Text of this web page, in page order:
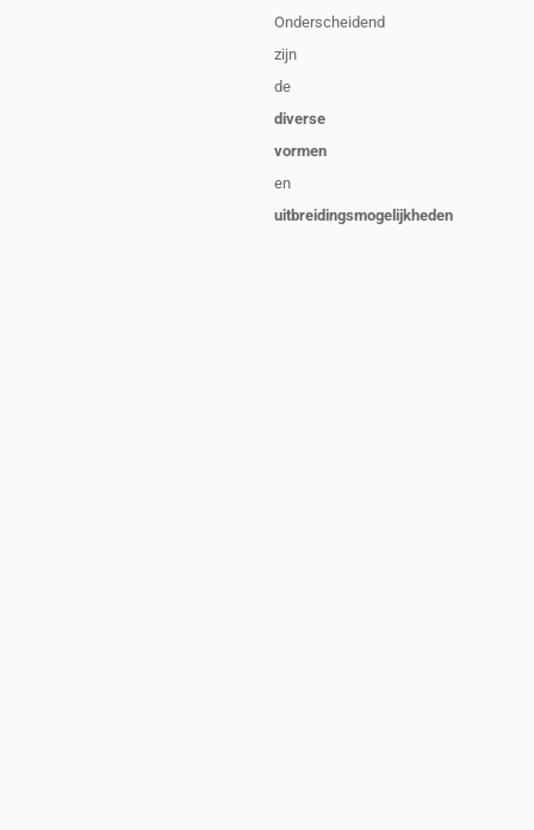
Onderscheidend
zijn
de
diverse
vormen
en
uitbreidingsmogelijkheden